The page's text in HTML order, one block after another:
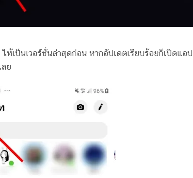
ห้เป็นเวอร์ชั่นล่าสุดก่อน หากอัปเดตเรียบร้อยก็เปิดแอป
ลย